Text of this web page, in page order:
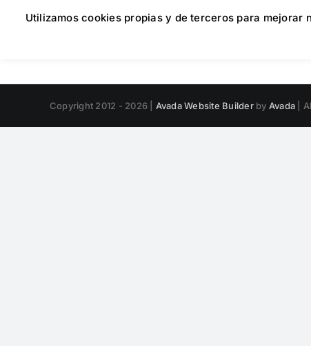
Copyright 2012 - 2026 | Avada Website Builderby Avada|
Utilizamos cookies propias y de terceros para